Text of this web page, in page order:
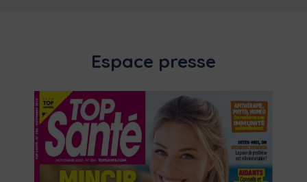
Espace presse